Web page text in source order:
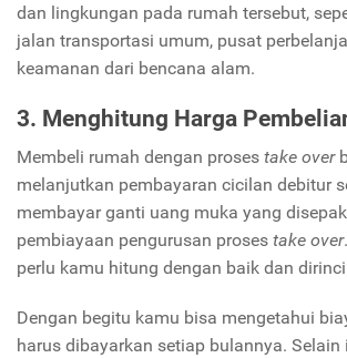
dan lingkungan pada rumah tersebut,
jalan transportasi umum, pusat
keamanan dari bencana alam.
3. Menghitung Harga
Membeli rumah dengan proses take over
melanjutkan pembayaran cicilan debitur
membayar ganti uang muka yang
pembiayaan pengurusan proses take over
perlu kamu hitung dengan baik dan
Dengan begitu kamu bisa mengetahui
harus dibayarkan setiap bulannya. Selain